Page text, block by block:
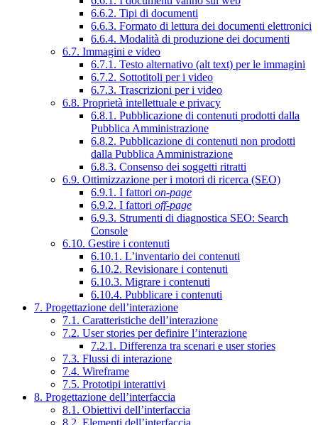
6.6.2. Tipi di documenti
6.6.3. Formato di lettura dei documenti elettronici
6.6.4. Modalità di produzione dei documenti
6.7. Immagini e video
6.7.1. Testo alternativo (alt text) per le immagini
6.7.2. Sottotitoli per i video
6.7.3. Trascrizioni per i video
6.8. Proprietà intellettuale e privacy
6.8.1. Pubblicazione di contenuti prodotti dalla
Pubblica Amministrazione
6.8.2. Pubblicazione di contenuti non prodotti
dalla Pubblica Amministrazione
6.8.3. Consenso dei soggetti ritratti
6.9. Ottimizzazione per i motori di ricerca (SEO)
6.9.1. I fattori on-page
6.9.2. I fattori off-page
6.9.3. Strumenti di diagnostica SEO: Search
Console
6.10. Gestire i contenuti
6.10.1. L’inventario dei contenuti
6.10.2. Revisionare i contenuti
6.10.3. Migrare i contenuti
6.10.4. Pubblicare i contenuti
7. Progettazione dell’interazione
7.1. Caratteristiche dell’interazione
7.2. User stories per definire l’interazione
7.2.1. Differenza tra scenari e user stories
7.3. Flussi di interazione
7.4. Wireframe
7.5. Prototipi interattivi
8. Progettazione dell’interfaccia
8.1. Obiettivi dell’interfaccia
8.2. Elementi dell’interfaccia